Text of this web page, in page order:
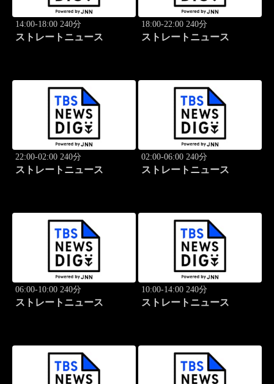
14:00-18:00 240分
ストレートニュース
18:00-22:00 240分
ストレートニュース
22:00-02:00 240分
ストレートニュース
02:00-06:00 240分
ストレートニュース
06:00-10:00 240分
ストレートニュース
10:00-14:00 240分
ストレートニュース